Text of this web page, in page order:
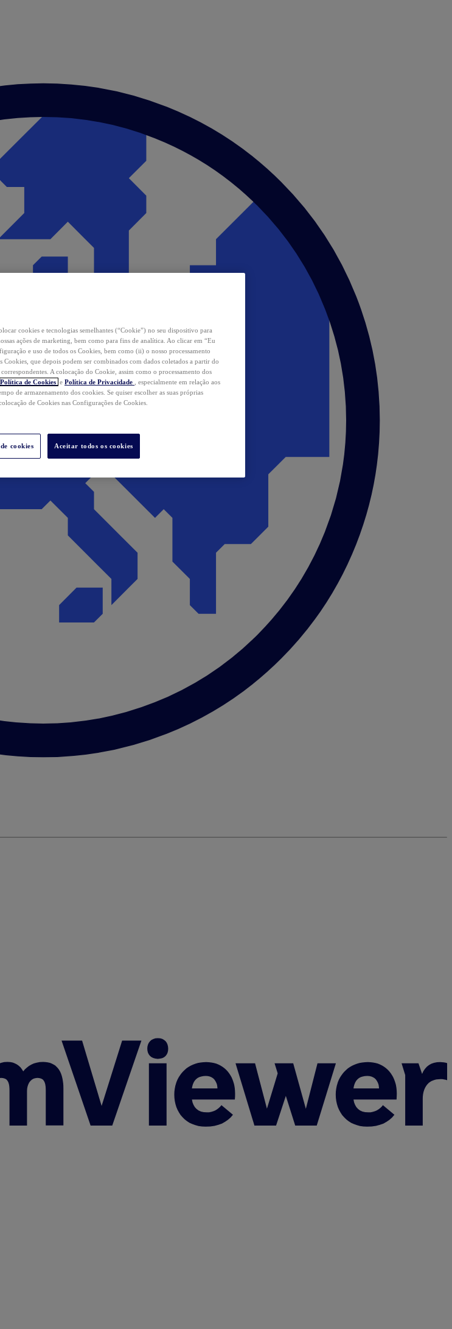
cookies e tecnologias semelhantes (“Cookie”) no seu dispositivo para
ações de marketing, bem como para fins de analítica. Ao clicar em “Eu
e uso de todos os Cookies, bem como (ii) o nosso processamento
Cookies, que depois podem ser combinados com dados coletados a partir do
A colocação do Cookie, assim como o processamento dos
Política de Cookies e Política de Privacidade
, especialmente em relação aos
de armazenamento dos cookies. Se quiser escolher as suas próprias
de Cookies nas Configurações de Cookies.
cookies Aceitar todos os cookies